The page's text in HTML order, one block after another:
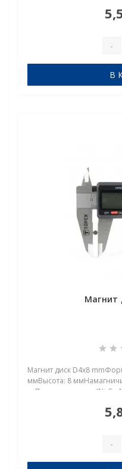
использования: до
-
В
Магнит
Магнит диск D4x8
ммВысота: 8
грПокрыт. никель.: (Ni-
до 80°CНеодимовый
-